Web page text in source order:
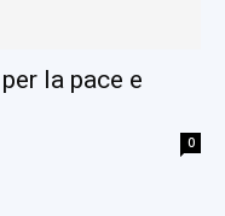
la pace e
0